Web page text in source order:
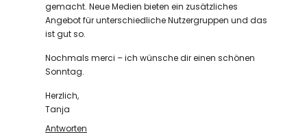
gemacht. Neue Medien bieten ein zusätzliches
Angebot für unterschiedliche Nutzergruppen und das
ist gut so.
Nochmals merci – ich wünsche dir einen schönen
Sonntag.
Herzlich,
Tanja
Antworten